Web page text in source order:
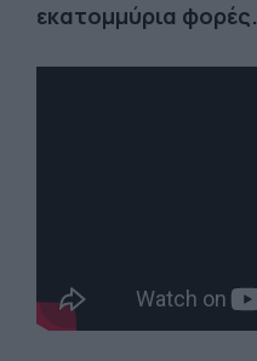
εκατομμύρια φορές.